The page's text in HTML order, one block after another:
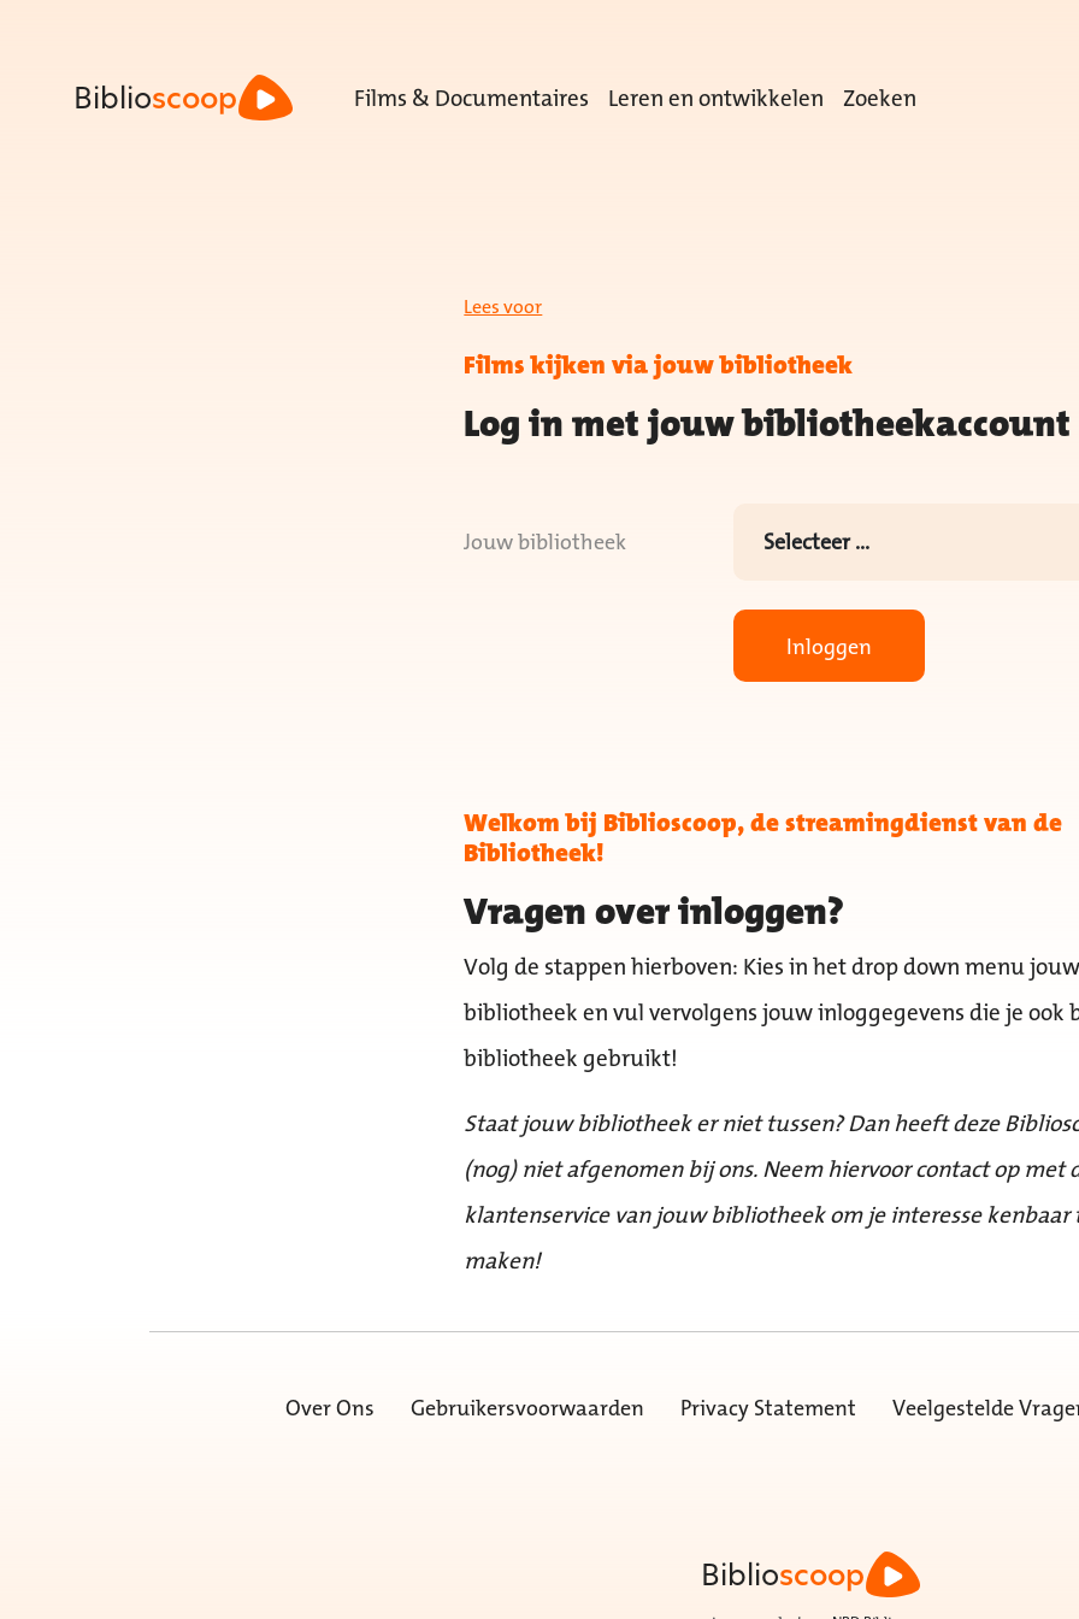
Biblioscoop Films & Documentaires Leren en ontwikkelen Zoeken
Lees voor
Films kijken via jouw bibliotheek
Log in met jouw bibliotheekaccount
Jouw bibliotheek
Inloggen
Welkom bij Biblioscoop, de streamingdienst van de
Bibliotheek!
Vragen over inloggen?
Volg de stappen hierboven: Kies in het drop down menu jouw
bibliotheek en vul vervolgens jouw inloggegevens die je ook
bibliotheek gebruikt!
Staat jouw bibliotheek er niet tussen? Dan heeft deze
(nog) niet afgenomen bij ons. Neem hiervoor contact op met
klantenservice van jouw bibliotheek om je interesse kenbaar
maken!
Over Ons Gebruikersvoorwaarden Privacy Statement Veelgestelde
Biblioscoop